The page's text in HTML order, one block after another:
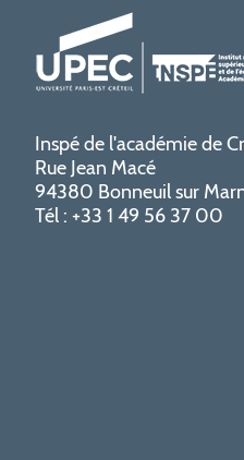
Inspé de l'académie de
Rue Jean Macé
94380 Bonneuil sur
Tél : +33 1 49 56 37 00